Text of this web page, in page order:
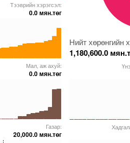
5000000000000005236597
Тээврийн хэрэгсэл:
0.0 мян.төг
5000000000000005216849
Мал, аж ахуй:
0.0 мян.төг
5000000000000005236597
Газар:
20,000.0 мян.төг
Нийт хөрөнгийн
1,180,600.0
5000000000000005271806
0